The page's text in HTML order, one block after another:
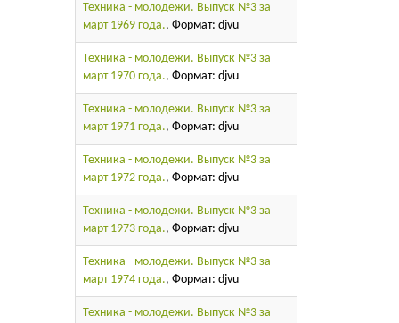
Техника - молодежи. Выпуск №3 за
март 1969 года., Формат: djvu
Техника - молодежи. Выпуск №3 за
март 1970 года., Формат: djvu
Техника - молодежи. Выпуск №3 за
март 1971 года., Формат: djvu
Техника - молодежи. Выпуск №3 за
март 1972 года., Формат: djvu
Техника - молодежи. Выпуск №3 за
март 1973 года., Формат: djvu
Техника - молодежи. Выпуск №3 за
март 1974 года., Формат: djvu
Техника - молодежи. Выпуск №3 за